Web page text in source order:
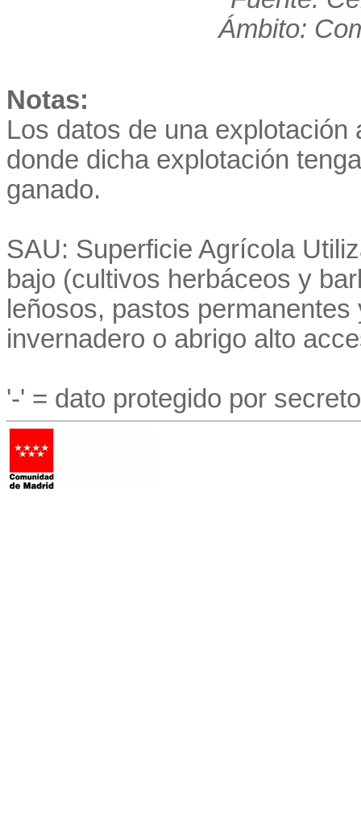
Ámbito:
Notas:
Los datos de una
donde dicha explotación
ganado.
SAU: Superficie Agrícola
bajo (cultivos herbáceos y
leñosos, pastos
invernadero o abrigo alto
'-' = dato protegido por